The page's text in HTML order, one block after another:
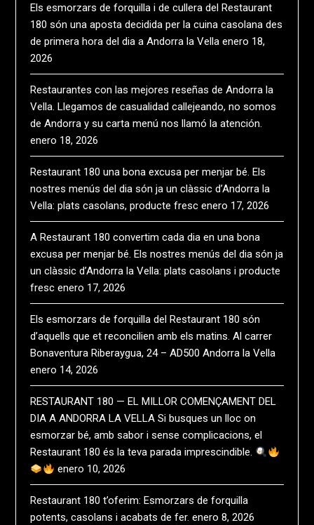
Els esmorzars de forquilla i de cullera del Restaurant
180 són una aposta decidida per la cuina casolana des
de primera hora del dia a Andorra la Vella enero 18,
2026
Restaurantes con las mejores reseñas de Andorra la
Vella. Llegamos de casualidad callejeando, no somos
de Andorra y su carta menú nos llamó la atención.
enero 18, 2026
Restaurant 180 una bona excusa per menjar bé. Els
nostres menús del dia són ja un clàssic d’Andorra la
Vella: plats casolans, producte fresc enero 17, 2026
A Restaurant 180 convertim cada dia en una bona
excusa per menjar bé. Els nostres menús del dia són ja
un clàssic d’Andorra la Vella: plats casolans i producte
fresc enero 17, 2026
Els esmorzars de forquilla del Restaurant 180 són
d’aquells que et reconcilien amb els matins. Al carrer
Bonaventura Riberaygua, 24 – AD500 Andorra la Vella
enero 14, 2026
RESTAURANT 180 — EL MILLOR COMENÇAMENT DEL
DIA A ANDORRA LA VELLA Si busques un lloc on
esmorzar bé, amb sabor i sense complicacions, el
Restaurant 180 és la teva parada imprescindible.
enero 10, 2026
Restaurant 180 t’oferim: Esmorzars de forquilla
potents, casolans i acabats de fer. enero 8, 2026